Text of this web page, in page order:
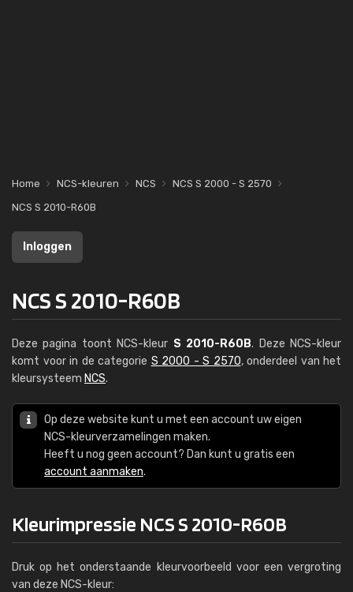
Home NCS-kleuren NCS
NCS S 2000 - S 2570
NCS S 2010-R60B
Inloggen
NCS S 2010-R60B
Deze pagina toont NCS-kleur S 2010-R60B. Deze NCS-kleur
komt voor in de categorie S 2000 - S 2570, onderdeel van het
kleursysteem NCS.
Op deze website kunt u met een account uw eigen
NCS-kleurverzamelingen maken.
Heeft u nog geen account? Dan kunt u gratis een
account aanmaken.
Kleurimpressie NCS S 2010-R60B
Druk op het onderstaande kleurvoorbeeld voor een vergroting
van deze NCS-kleur: